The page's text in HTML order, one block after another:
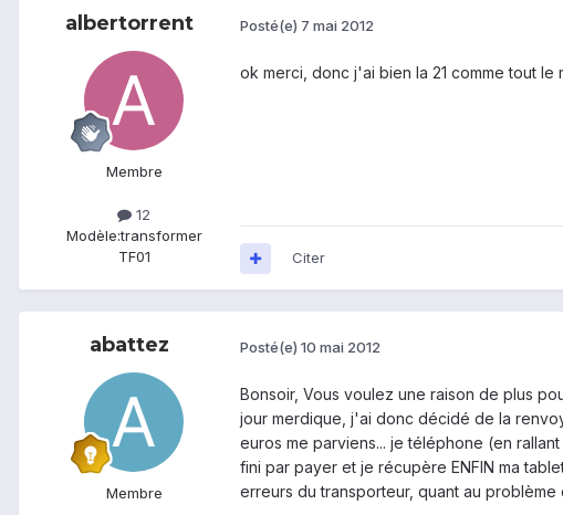
albertorrent
Membre
12
Modèle:transformer
TF01
Posté(e) 7 mai 2012
ok merci, donc j'ai bien la 21 comme tout le
Citer
abattez
Membre
Posté(e) 10 mai 2012
Bonsoir, Vous voulez une raison de plus
jour merdique, j'ai donc décidé de la
euros me parviens... je téléphone (en
fini par payer et je récupère ENFIN ma
erreurs du transporteur, quant au